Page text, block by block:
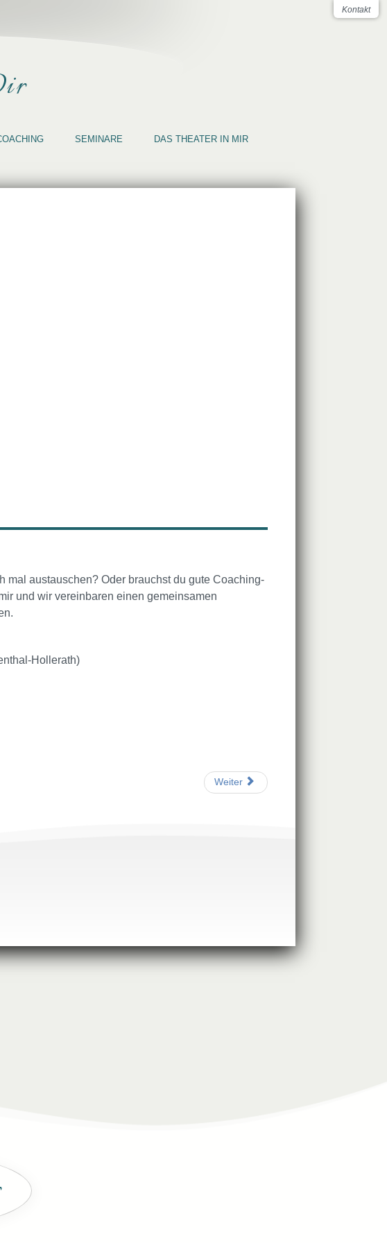
Kontakt
SEMINARE DAS THEATER IN MIR
mal austauschen? Oder brauchst du gute Coaching-
und wir vereinbaren einen gemeinsamen
Hollerath)
Weiter